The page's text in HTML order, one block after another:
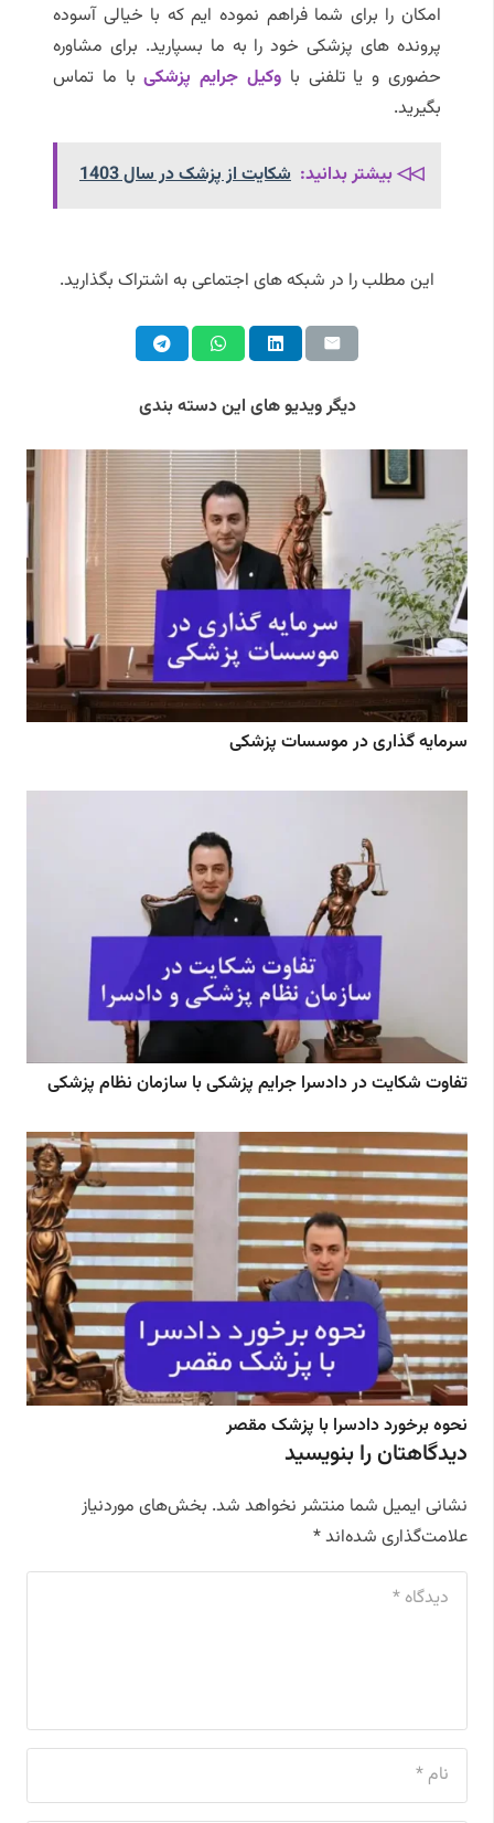
امکان را برای شما فراهم نموده ایم که با خیالی آسوده
پرونده های پزشکی خود را به ما بسپارید. برای مشاوره
حضوری و یا تلفنی با وکیل جرایم پزشکیبا ما تماس
بگیرید.
◁◁ بیشتر بدانید: شکایت از پزشک در سال 1403
این مطلب را در شبکه های اجتماعی به اشتراک بگذارید.
دیگر ویدیو های این دسته بندی
سرمایه گذاری در موسسات پزشکی
تفاوت شکایت در دادسرا جرایم پزشکی با سازمان نظام پزشکی
نحوه برخورد دادسرا با پزشک مقصر
دیدگاهتان را بنویسید
نشانی ایمیل شما منتشر نخواهد شد. بخش‌های موردنیاز
علامت‌گذاری شده‌اند*